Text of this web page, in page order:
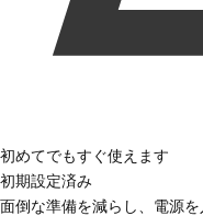
初めてでもすぐ使えます
初期設定済み
面倒な準備を減らし、電源